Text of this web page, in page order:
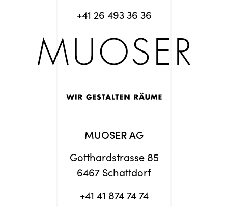
+41 26 493 36 36
MUOSER AG
Gotthardstrasse 85
6467 Schattdorf
+41 41 874 74 74